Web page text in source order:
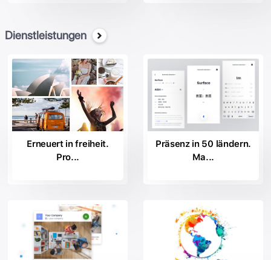
Dienstleistungen
Erneuert in freiheit.
Pro...
Präsenz in 50 ländern.
Ma...